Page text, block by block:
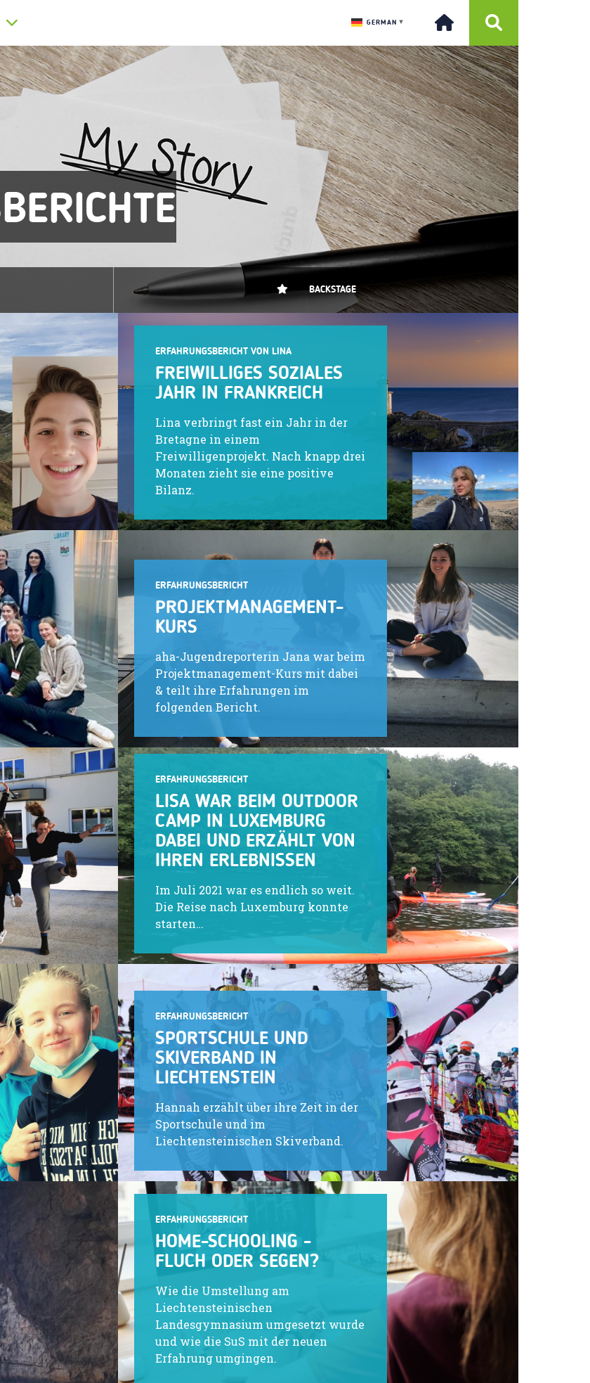
GERMAN ▼
BACKSTAGE
ERFAHRUNGSBERICHT VON LINA
FREIWILLIGES SOZIALES
JAHR IN FRANKREICH
Lina verbringt fast ein Jahr in der
Bretagne in einem
Freiwilligenprojekt. Nach knapp drei
Monaten zieht sie eine positive
Bilanz.
ERFAHRUNGSBERICHT
PROJEKTMANAGEMENT-
KURS
aha-Jugendreporterin Jana war beim
Projektmanagement-Kurs mit dabei
& teilt ihre Erfahrungen im
folgenden Bericht.
ERFAHRUNGSBERICHT
LISA WAR BEIM OUTDOOR
CAMP IN LUXEMBURG
DABEI UND ERZÄHLT VON
IHREN ERLEBNISSEN
Im Juli 2021 war es endlich so weit.
Die Reise nach Luxemburg konnte
starten…
ERFAHRUNGSBERICHT
SPORTSCHULE UND
SKIVERBAND IN
LIECHTENSTEIN
Hannah erzählt über ihre Zeit in der
Sportschule und im
Liechtensteinischen Skiverband.
ERFAHRUNGSBERICHT
HOME-SCHOOLING -
FLUCH ODER SEGEN?
Wie die Umstellung am
Liechtensteinischen
Landesgymnasium umgesetzt wurde
und wie die SuS mit der neuen
Erfahrung umgingen.